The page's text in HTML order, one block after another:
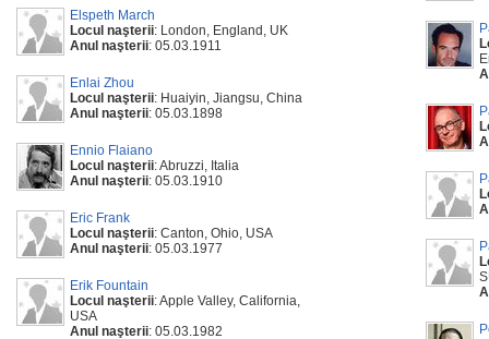
Elspeth March
Locul naşterii: London, England, UK
Anul naşterii: 05.03.1911
Enlai Zhou
Locul naşterii: Huaiyin, Jiangsu, China
Anul naşterii: 05.03.1898
Ennio Flaiano
Locul naşterii: Abruzzi, Italia
Anul naşterii: 05.03.1910
Eric Frank
Locul naşterii: Canton, Ohio, USA
Anul naşterii: 05.03.1977
Erik Fountain
Locul naşterii: Apple Valley, California,
USA
Anul naşterii: 05.03.1982